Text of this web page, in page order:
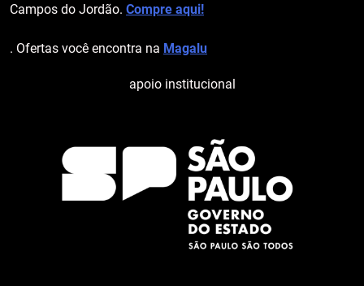
Campos do Jordão. Compre aqui!
. Ofertas você encontra na Magalu
apoio institucional